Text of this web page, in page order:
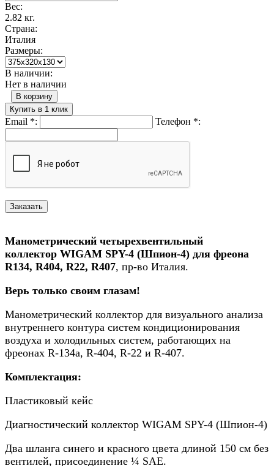
Вес:
2.82 кг.
Страна:
Италия
Размеры:
В наличии:
Нет в наличии
В корзину
Купить в 1 клик
Email *: Телефон *:
Манометрический четырехвентильный
коллектор WIGAM SPY-4 (Шпион-4) для фреона
R134, R404, R22, R407, пр-во Италия.
Верь только своим глазам!
Манометрический коллектор для визуального анализа
внутреннего контура систем кондиционирования
воздуха и холодильных систем, работающих на
фреонах R-134a, R-404, R-22 и R-407.
Комплектация:
Пластиковый кейс
Диагностический коллектор WIGAM SPY-4 (Шпион-4)
Два шланга синего и красного цвета длиной 150 см без
вентилей, присоединение ¼ SAE.